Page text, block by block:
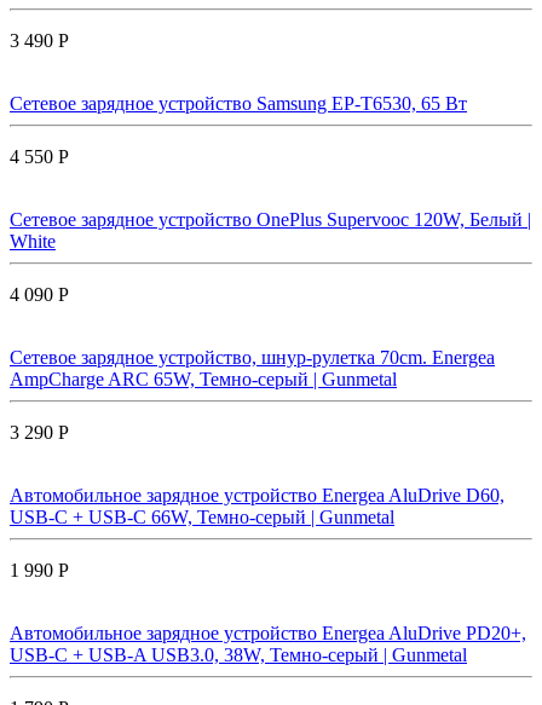
3 490 Р
Сетевое зарядное устройство Samsung EP-T6530, 65 Вт
4 550 Р
Сетевое зарядное устройство OnePlus Supervooc 120W, Белый |
White
4 090 Р
Сетевое зарядное устройство, шнур-рулетка 70cm. Energea
AmpCharge ARC 65W, Темно-серый | Gunmetal
3 290 Р
Автомобильное зарядное устройство Energea AluDrive D60,
USB-C + USB-С 66W, Темно-серый | Gunmetal
1 990 Р
Автомобильное зарядное устройство Energea AluDrive PD20+,
USB-C + USB-A USB3.0, 38W, Темно-серый | Gunmetal